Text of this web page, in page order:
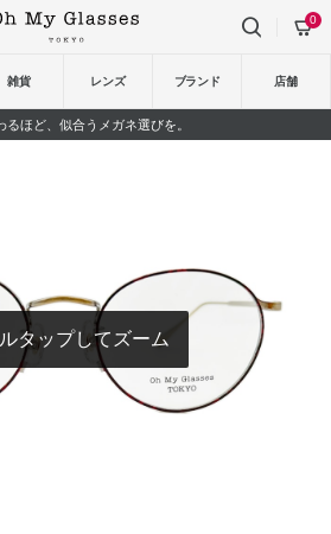
雑貨 レンズ ブランド 店舗
0
るほど、似合うメガネ選びを。
タップしてズーム